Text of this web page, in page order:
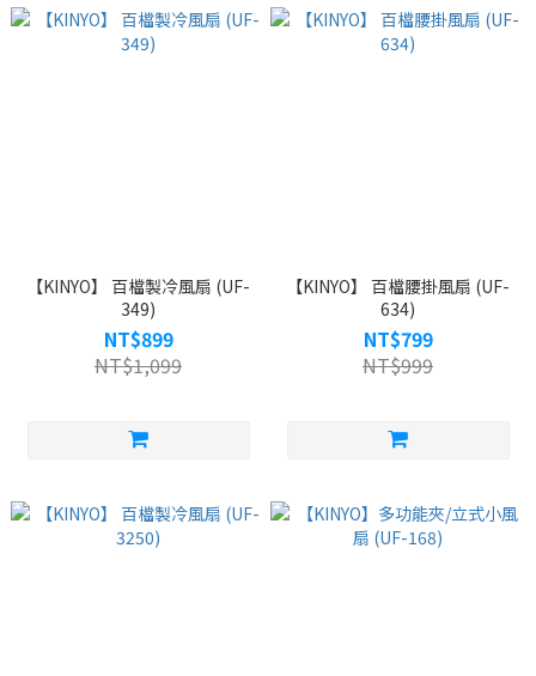
【KINYO】 百檔製冷風扇 (UF-
349)
NT$899
NT$1,099
【KINYO】 百檔腰掛風扇 (UF-
634)
NT$799
NT$999